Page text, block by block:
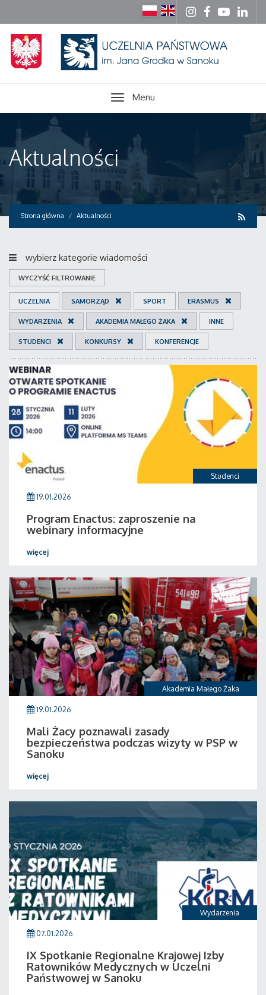
Menu
Aktualności
Strona główna Aktualności
wybierz kategorie wiadomości
WYCZYŚĆ FILTROWANIE
UCZELNIA SAMORZĄD SPORT ERASMUS
WYDARZENIA AKADEMIA MAŁEGO ŻAKA INNE
STUDENCI KONKURSY KONFERENCJE
Studenci
19.01.2026
Program Enactus: zaproszenie na
webinary informacyjne
więcej
Akademia Małego Żaka
19.01.2026
Mali Żacy poznawali zasady
bezpieczeństwa podczas wizyty w PSP w
Sanoku
więcej
Wydarzenia
07.01.2026
IX Spotkanie Regionalne Krajowej Izby
Ratowników Medycznych w Uczelni
Państwowej w Sanoku